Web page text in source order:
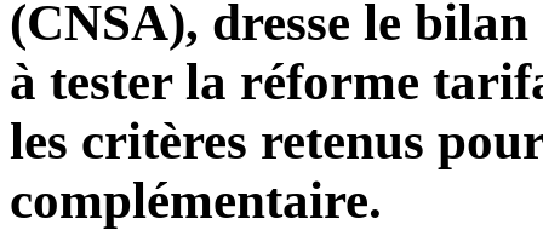
(CNSA), dresse le
à tester la réforme
les critères retenus
complémentaire.